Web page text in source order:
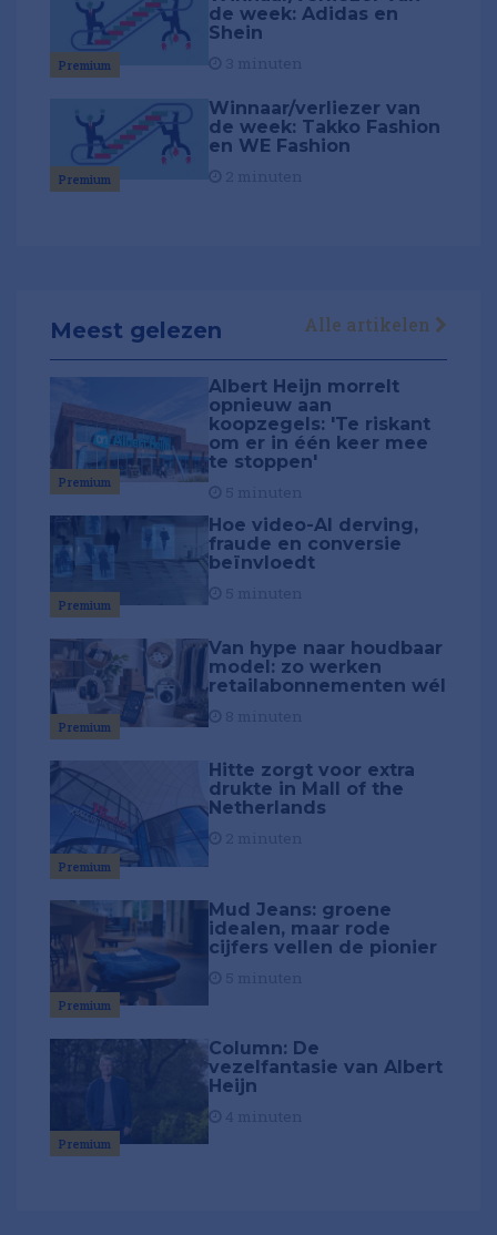
Premium
de week: Adidas en
Shein
Premium
Winnaar/verliezer van
de week: Takko Fashion
en WE Fashion
Meest gelezen Alle artikelen
Premium
Albert Heijn morrelt
opnieuw aan
koopzegels: 'Te riskant
om er in één keer mee
te stoppen'
Premium
Hoe video-AI derving,
fraude en conversie
beïnvloedt
Premium
Van hype naar houdbaar
model: zo werken
retailabonnementen wél
Premium
Hitte zorgt voor extra
drukte in Mall of the
Netherlands
Premium
Mud Jeans: groene
idealen, maar rode
cijfers vellen de pionier
Premium
Column: De
vezelfantasie van Albert
Heijn